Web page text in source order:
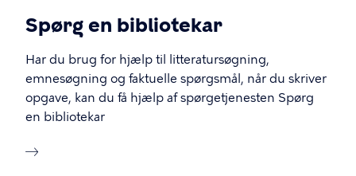
Spørg en bibliotekar
Har du brug for hjælp til litteratursøgning,
emnesøgning og faktuelle spørgsmål, når du skriver
opgave, kan du få hjælp af spørgetjenesten Spørg
en bibliotekar